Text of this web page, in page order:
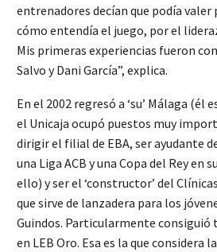
entrenadores decían que podía
cómo entendía el juego, por el
Mis primeras experiencias fueron
Salvo y Dani García”, explica.
En el 2002 regresó a ‘su’ Málaga (él
el Unicaja ocupó puestos muy
dirigir el filial de EBA, ser ayudante
una Liga ACB y una Copa del Rey en
ello) y ser el ‘constructor’ del
que sirve de lanzadera para los
Guindos. Particularmente
en LEB Oro. Esa es la que considera